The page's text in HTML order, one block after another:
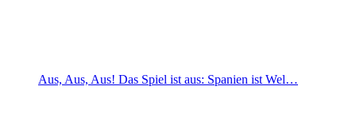
Aus, Aus, Aus! Das Spiel ist aus: Spanien ist Wel…